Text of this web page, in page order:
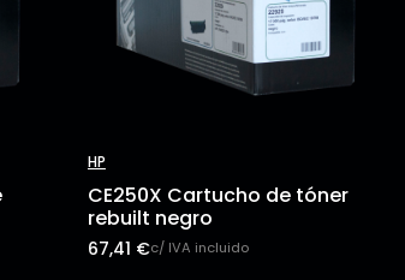
HP
CE250X Cartucho de tóner
rebuilt negro
67,41 €c/ IVA incluido